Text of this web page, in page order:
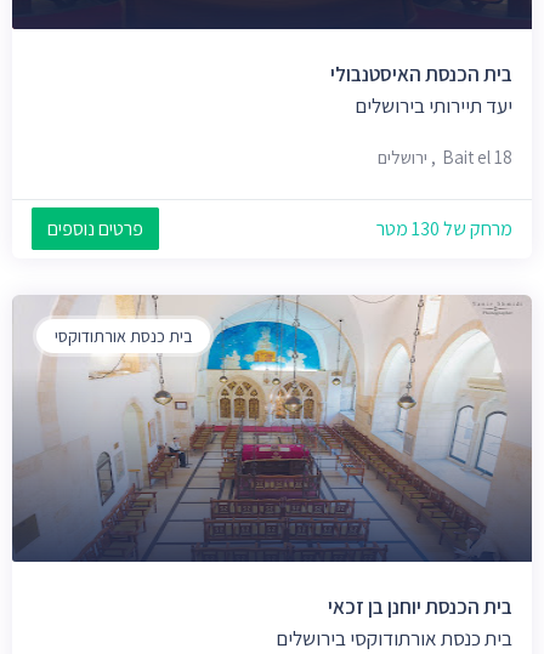
בית הכנסת האיסטנבולי
יעד תיירותי בירושלים
Bait el 18, ירושלים
מרחק של 130 מטר פרטים נוספים
בית כנסת אורתודוקסי
בית הכנסת יוחנן בן זכאי
בית כנסת אורתודוקסי בירושלים